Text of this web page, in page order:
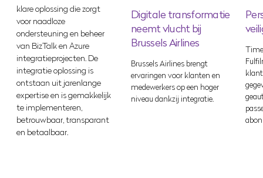
klare oplossing die zorgt
voor naadloze
ondersteuning en beheer
van BizTalk en Azure
integratieprojecten. De
integratie oplossing is
ontstaan uit jarenlange
expertise en is gemakkelijk
te implementeren,
betrouwbaar, transparant
en betaalbaar.
Digitale transformatie
neemt vlucht bij
Brussels Airlines
Brussels Airlines brengt
ervaringen voor klanten en
medewerkers op een hoger
niveau dankzij integratie.